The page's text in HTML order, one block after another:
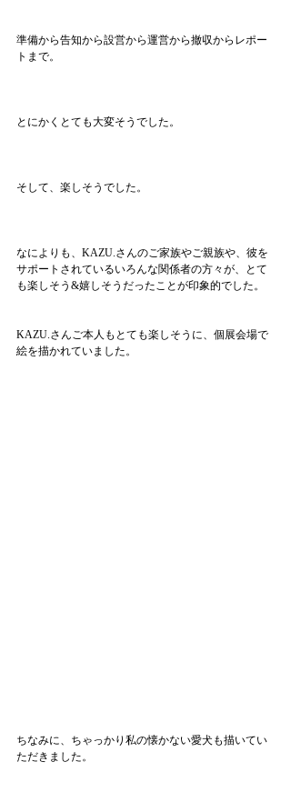
準備から告知から設営から運営から撤収からレポー
トまで。
とにかくとても大変そうでした。
そして、楽しそうでした。
なによりも、KAZU.さんのご家族やご親族や、彼を
サポートされているいろんな関係者の方々が、とて
も楽しそう&嬉しそうだったことが印象的でした。
KAZU.さんご本人もとても楽しそうに、個展会場で
絵を描かれていました。
ちなみに、ちゃっかり私の懐かない愛犬も描いてい
ただきました。